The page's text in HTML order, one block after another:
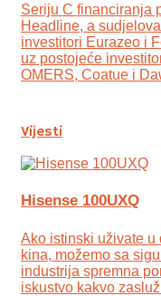
Seriju C financiranja
Headline, a
investitori Eurazeo i
uz postojeće
OMERS, Coatue i
Vijesti
Hisense 100UXQ
Ako istinski uživate u
kina, možemo sa
industrija spremna
iskustvo kakvo